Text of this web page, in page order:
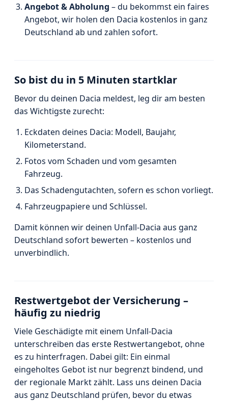
Angebot & Abholung – du bekommst ein faires
Angebot, wir holen den Dacia kostenlos in ganz
Deutschland ab und zahlen sofort.
So bist du in 5 Minuten startklar
Bevor du deinen Dacia meldest, leg dir am besten
das Wichtigste zurecht:
Eckdaten deines Dacia: Modell, Baujahr,
Kilometerstand.
Fotos vom Schaden und vom gesamten
Fahrzeug.
Das Schadengutachten, sofern es schon vorliegt.
Fahrzeugpapiere und Schlüssel.
Damit können wir deinen Unfall-Dacia aus ganz
Deutschland sofort bewerten – kostenlos und
unverbindlich.
Restwertgebot der Versicherung –
häufig zu niedrig
Viele Geschädigte mit einem Unfall-Dacia
unterschreiben das erste Restwertangebot, ohne
es zu hinterfragen. Dabei gilt: Ein einmal
eingeholtes Gebot ist nur begrenzt bindend, und
der regionale Markt zählt. Lass uns deinen Dacia
aus ganz Deutschland prüfen, bevor du etwas